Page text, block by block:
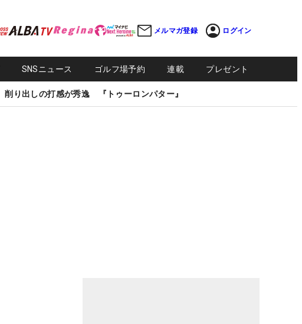
メルマガ登録 ログイン
SNSニュース ゴルフ場予約 連載 プレゼント
削り出しの打感が秀逸 『トゥーロンパター』